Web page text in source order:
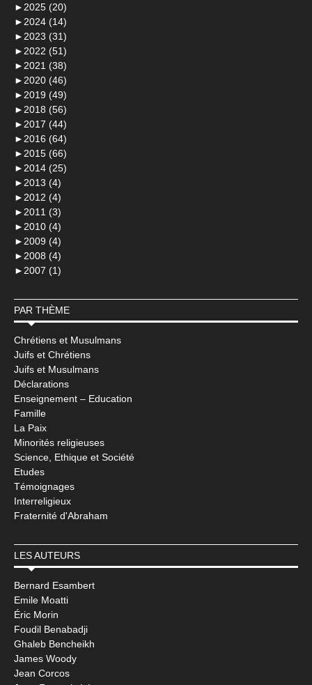
► 2025 (20)
► 2024 (14)
► 2023 (31)
► 2022 (51)
► 2021 (38)
► 2020 (46)
► 2019 (49)
► 2018 (56)
► 2017 (44)
► 2016 (64)
► 2015 (66)
► 2014 (25)
► 2013 (4)
► 2012 (4)
► 2011 (3)
► 2010 (4)
► 2009 (4)
► 2008 (4)
► 2007 (1)
PAR THÈME
Chrétiens et Musulmans
Juifs et Chrétiens
Juifs et Musulmans
Déclarations
Enseignement – Education
Famille
La Paix
Minorités religieuses
Science, Ethique et Société
Etudes
Témoignages
Interreligieux
Fraternité d'Abraham
LES AUTEURS
Bernard Esambert
Emile Moatti
Éric Morin
Foudil Benabadji
Ghaleb Bencheikh
James Woody
Jean Corcos